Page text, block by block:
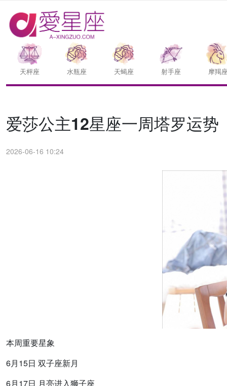
天枰座 水瓶座 天蝎座 射手座 摩羯
爱莎公主12星座一周塔罗运势
2026-06-16 10:24
本周重要星象
6月15日 双子座新月
6月17日 月亮进入狮子座